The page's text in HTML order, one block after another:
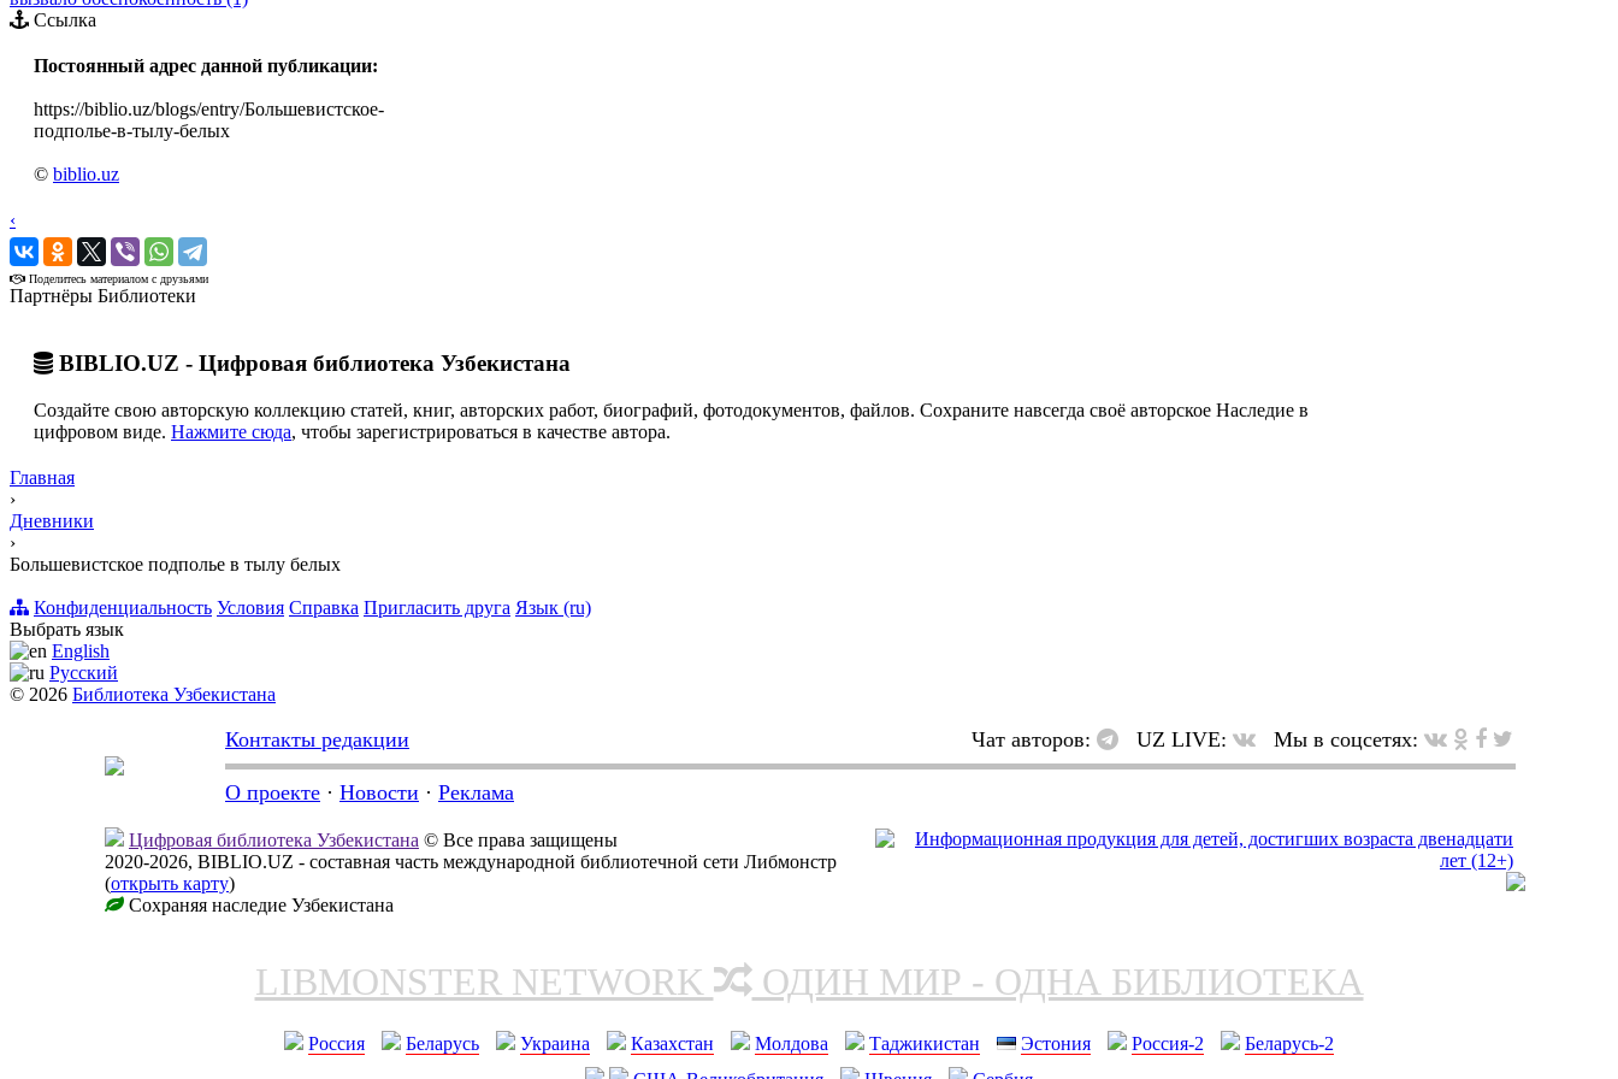
Ссылка
Постоянный адрес данной публикации:
https://biblio.uz/blogs/entry/Большевистское-
подполье-в-тылу-белых
© biblio.uz
‹
›
Поделитесь материалом с друзьями
Партнёры Библиотеки
BIBLIO.UZ - Цифровая библиотека Узбекистана
Создайте свою авторскую коллекцию статей, книг, авторских работ, биографий, фотодокументов, файлов. Сохраните навсегда своё авторское Наследие в
цифровом виде. Нажмите сюда, чтобы зарегистрироваться в качестве автора.
Главная
›
Дневники
›
Большевистское подполье в тылу белых
Конфиденциальность Условия Справка Пригласить друга Язык (ru)
Выбрать язык
English
Русский
© 2026 Библиотека Узбекистана
Контакты редакции Чат авторов: UZ LIVE: Мы в соцсетях:
О проекте · Новости · Реклама
Цифровая библиотека Узбекистана © Все права защищены
2020-2026, BIBLIO.UZ - составная часть международной библиотечной сети Либмонстр
(открыть карту)
Сохраняя наследие Узбекистана
LIBMONSTER NETWORK ОДИН МИР - ОДНА БИБЛИОТЕКА
Россия Беларусь Украина Казахстан Молдова Таджикистан Эстония Россия-2
Беларусь-2